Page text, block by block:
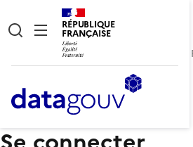
RÉPUBLIQUE
FRANÇAISE